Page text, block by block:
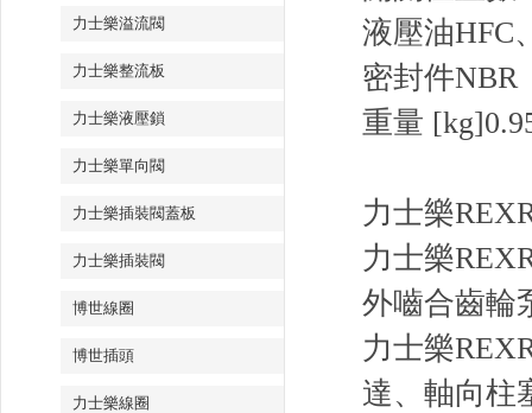
力士樂溢流閥
力士樂整流板
力士樂液壓鎖
力士樂單向閥
力士樂插裝閥蓋板
力士樂插裝閥
博世線圈
博世插頭
力士樂線圈
液壓油HFC
密封件NBR
重量 [kg]
力士樂
力士樂
外嚙合齒輪
力士樂
達、軸向柱